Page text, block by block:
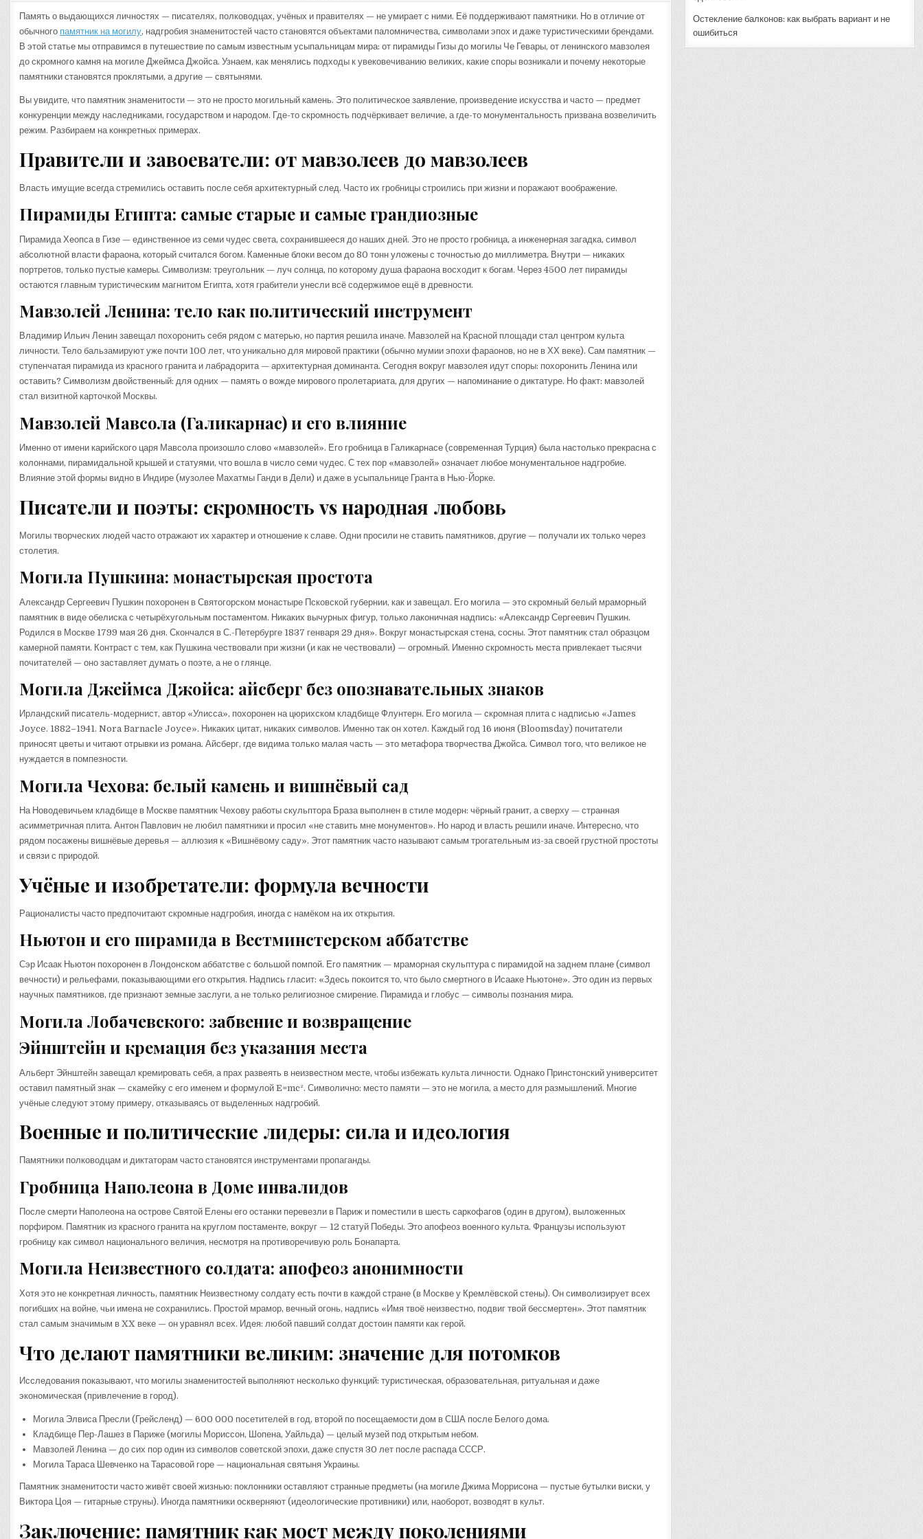
Память о выдающихся личностях — писателях, полководцах, учёных и правителях — не умирает с ними. Её поддерживают памятники. Но в отличие от
обычного памятник на могилу, надгробия знаменитостей часто становятся объектами паломничества, символами эпох и даже туристическими брендами.
В этой статье мы отправимся в путешествие по самым известным усыпальницам мира: от пирамиды Гизы до могилы Че Гевары, от ленинского мавзолея
до скромного камня на могиле Джеймса Джойса. Узнаем, как менялись подходы к увековечиванию великих, какие споры возникали и почему некоторые
памятники становятся проклятыми, а другие — святынями.
Вы увидите, что памятник знаменитости — это не просто могильный камень. Это политическое заявление, произведение искусства и часто — предмет
конкуренции между наследниками, государством и народом. Где-то скромность подчёркивает величие, а где-то монументальность призвана возвеличить
режим. Разбираем на конкретных примерах.
Правители и завоеватели: от мавзолеев до мавзолеев
Власть имущие всегда стремились оставить после себя архитектурный след. Часто их гробницы строились при жизни и поражают воображение.
Пирамиды Египта: самые старые и самые грандиозные
Пирамида Хеопса в Гизе — единственное из семи чудес света, сохранившееся до наших дней. Это не просто гробница, а инженерная загадка, символ
абсолютной власти фараона, который считался богом. Каменные блоки весом до 80 тонн уложены с точностью до миллиметра. Внутри — никаких
портретов, только пустые камеры. Символизм: треугольник — луч солнца, по которому душа фараона восходит к богам. Через 4500 лет пирамиды
остаются главным туристическим магнитом Египта, хотя грабители унесли всё содержимое ещё в древности.
Мавзолей Ленина: тело как политический инструмент
Владимир Ильич Ленин завещал похоронить себя рядом с матерью, но партия решила иначе. Мавзолей на Красной площади стал центром культа
личности. Тело бальзамируют уже почти 100 лет, что уникально для мировой практики (обычно мумии эпохи фараонов, но не в ХХ веке). Сам памятник —
ступенчатая пирамида из красного гранита и лабрадорита — архитектурная доминанта. Сегодня вокруг мавзолея идут споры: похоронить Ленина или
оставить? Символизм двойственный: для одних — память о вожде мирового пролетариата, для других — напоминание о диктатуре. Но факт: мавзолей
стал визитной карточкой Москвы.
Мавзолей Мавсола (Галикарнас) и его влияние
Именно от имени карийского царя Мавсола произошло слово «мавзолей». Его гробница в Галикарнасе (современная Турция) была настолько прекрасна с
колоннами, пирамидальной крышей и статуями, что вошла в число семи чудес. С тех пор «мавзолей» означает любое монументальное надгробие.
Влияние этой формы видно в Индире (музолее Махатмы Ганди в Дели) и даже в усыпальнице Гранта в Нью-Йорке.
Писатели и поэты: скромность vs народная любовь
Могилы творческих людей часто отражают их характер и отношение к славе. Одни просили не ставить памятников, другие — получали их только через
столетия.
Могила Пушкина: монастырская простота
Александр Сергеевич Пушкин похоронен в Святогорском монастыре Псковской губернии, как и завещал. Его могила — это скромный белый мраморный
памятник в виде обелиска с четырёхугольным постаментом. Никаких вычурных фигур, только лаконичная надпись: «Александр Сергеевич Пушкин.
Родился в Москве 1799 мая 26 дня. Скончался в С.-Петербурге 1837 генваря 29 дня». Вокруг монастырская стена, сосны. Этот памятник стал образцом
камерной памяти. Контраст с тем, как Пушкина чествовали при жизни (и как не чествовали) — огромный. Именно скромность места привлекает тысячи
почитателей — оно заставляет думать о поэте, а не о глянце.
Могила Джеймса Джойса: айсберг без опознавательных знаков
Ирландский писатель-модернист, автор «Улисса», похоронен на цюрихском кладбище Флунтерн. Его могила — скромная плита с надписью «James
Joyce. 1882–1941. Nora Barnacle Joyce». Никаких цитат, никаких символов. Именно так он хотел. Каждый год 16 июня (Bloomsday) почитатели
приносят цветы и читают отрывки из романа. Айсберг, где видима только малая часть — это метафора творчества Джойса. Символ того, что великое не
нуждается в помпезности.
Могила Чехова: белый камень и вишнёвый сад
На Новодевичьем кладбище в Москве памятник Чехову работы скульптора Браза выполнен в стиле модерн: чёрный гранит, а сверху — странная
асимметричная плита. Антон Павлович не любил памятники и просил «не ставить мне монументов». Но народ и власть решили иначе. Интересно, что
рядом посажены вишнёвые деревья — аллюзия к «Вишнёвому саду». Этот памятник часто называют самым трогательным из-за своей грустной простоты
и связи с природой.
Учёные и изобретатели: формула вечности
Рационалисты часто предпочитают скромные надгробия, иногда с намёком на их открытия.
Ньютон и его пирамида в Вестминстерском аббатстве
Сэр Исаак Ньютон похоронен в Лондонском аббатстве с большой помпой. Его памятник — мраморная скульптура с пирамидой на заднем плане (символ
вечности) и рельефами, показывающими его открытия. Надпись гласит: «Здесь покоится то, что было смертного в Исааке Ньютоне». Это один из первых
научных памятников, где признают земные заслуги, а не только религиозное смирение. Пирамида и глобус — символы познания мира.
Могила Лобачевского: забвение и возвращение
Эйнштейн и кремация без указания места
Альберт Эйнштейн завещал кремировать себя, а прах развеять в неизвестном месте, чтобы избежать культа личности. Однако Принстонский университет
оставил памятный знак — скамейку с его именем и формулой E=mc². Символично: место памяти — это не могила, а место для размышлений. Многие
учёные следуют этому примеру, отказываясь от выделенных надгробий.
Военные и политические лидеры: сила и идеология
Памятники полководцам и диктаторам часто становятся инструментами пропаганды.
Гробница Наполеона в Доме инвалидов
После смерти Наполеона на острове Святой Елены его останки перевезли в Париж и поместили в шесть саркофагов (один в другом), выложенных
порфиром. Памятник из красного гранита на круглом постаменте, вокруг — 12 статуй Победы. Это апофеоз военного культа. Французы используют
гробницу как символ национального величия, несмотря на противоречивую роль Бонапарта.
Могила Неизвестного солдата: апофеоз анонимности
Хотя это не конкретная личность, памятник Неизвестному солдату есть почти в каждой стране (в Москве у Кремлёвской стены). Он символизирует всех
погибших на войне, чьи имена не сохранились. Простой мрамор, вечный огонь, надпись «Имя твоё неизвестно, подвиг твой бессмертен». Этот памятник
стал самым значимым в XX веке — он уравнял всех. Идея: любой павший солдат достоин памяти как герой.
Что делают памятники великим: значение для потомков
Исследования показывают, что могилы знаменитостей выполняют несколько функций: туристическая, образовательная, ритуальная и даже
экономическая (привлечение в город).
Могила Элвиса Пресли (Грейсленд) — 600 000 посетителей в год, второй по посещаемости дом в США после Белого дома.
Кладбище Пер-Лашез в Париже (могилы Мориссон, Шопена, Уайльда) — целый музей под открытым небом.
Мавзолей Ленина — до сих пор один из символов советской эпохи, даже спустя 30 лет после распада СССР.
Могила Тараса Шевченко на Тарасовой горе — национальная святыня Украины.
Памятник знаменитости часто живёт своей жизнью: поклонники оставляют странные предметы (на могиле Джима Моррисона — пустые бутылки виски, у
Виктора Цоя — гитарные струны). Иногда памятники оскверняют (идеологические противники) или, наоборот, возводят в культ.
Заключение: памятник как мост между поколениями
Остекление балконов: как выбрать вариант и не
ошибиться